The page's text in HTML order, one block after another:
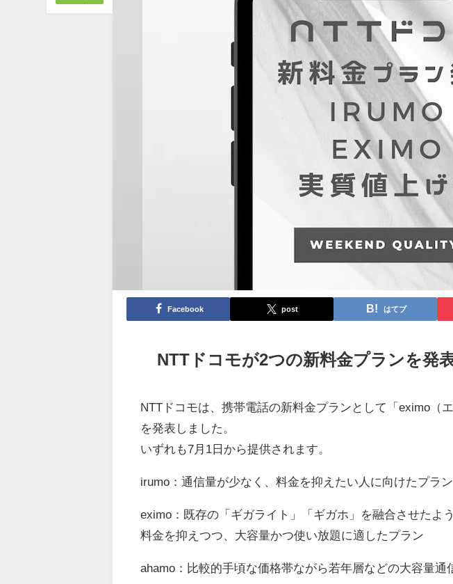
Facebook post はてブ
NTTドコモが2つの新料金プランを発
NTTドコモは、携帯電話の新料金プランとして「eximo（
を発表しました。
いずれも7月1日から提供されます。
irumo：通信量が少なく、料金を抑えたい人に向けたプラン
eximo：既存の「ギガライト」「ギガホ」を融合させたよ
料金を抑えつつ、大容量かつ使い放題に適したプラン
ahamo：比較的手頃な価格帯ながら若年層などの大容量通